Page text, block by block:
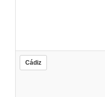
Cádiz